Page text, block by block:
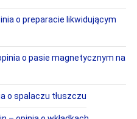
o preparacie likwidującym
o pasie magnetycznym na
o spalaczu tłuszczu